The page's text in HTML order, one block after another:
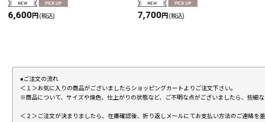
6,600円 (税込) 7,700円 (税込)
●ご注文の流れ
＜１＞お気に入りの商品がございましたらショッピングカートよりご注文下さい。
※商品について、サイズや焼色、仕上がりの状態など、ご不明な点がございましたら、些細
＜２＞ご注文が決まりましたら、在庫確認後、折り返しメールにてお支払い方法のご連絡を差